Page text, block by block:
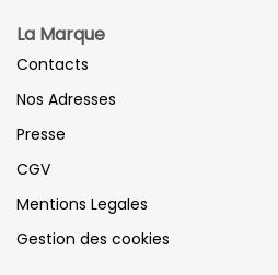
Drap housse :
Drap plat :
Grand lit 2 personnes
Housse de couette :
Drap housse :180x200
La Marque
Contacts
Nos Adresses
Presse
CGV
Mentions Legales
Gestion des cookies